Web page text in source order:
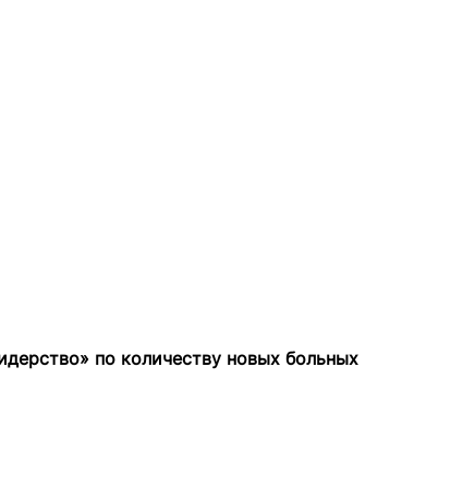
по количеству новых больных